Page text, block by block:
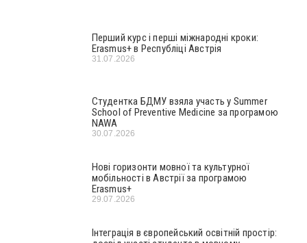
Перший курс і перші міжнародні кроки:
Erasmus+ в Республіці Австрія
31.07.2026
Студентка БДМУ взяла участь у Summer
School of Preventive Medicine за програмою
NAWA
30.07.2026
Нові горизонти мовної та культурної
мобільності в Австрії за програмою
Erasmus+
29.07.2026
Інтеграція в європейський освітній простір: